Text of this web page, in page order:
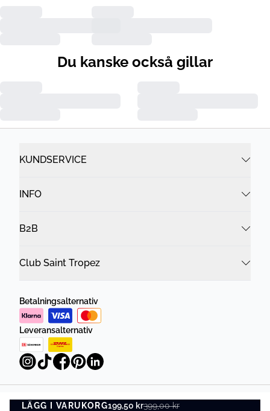
LÄGG I VARUKORG199,50 kr399,00 kr
Du kanske också gillar
KUNDSERVICE
INFO
B2B
Club Saint Tropez
Betalningsalternativ
Leveransalternativ
Integritetspolicy Villkor